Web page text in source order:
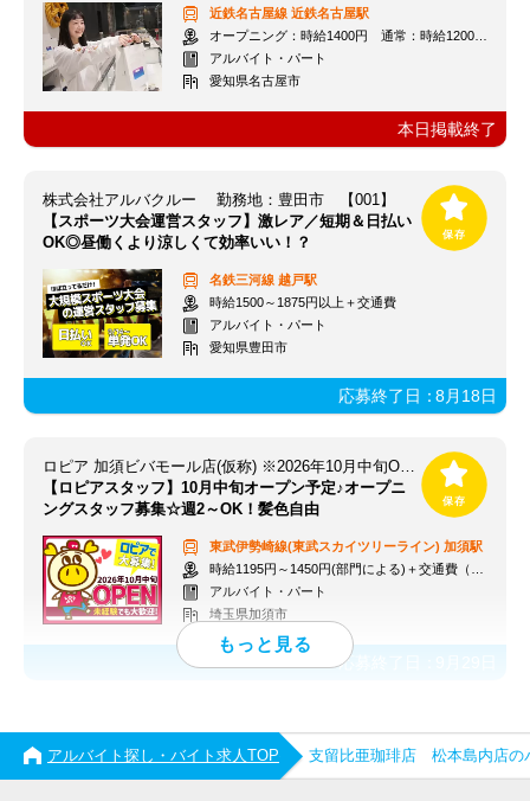
近鉄名古屋線 近鉄名古屋駅
オープニング：時給1400円 通常：時給1200円～＋交通費全額支給
アルバイト・パート
愛知県名古屋市
本日掲載終了
株式会社アルバクルー 勤務地：豊田市 【001】
【スポーツ大会運営スタッフ】激レア／短期＆日払い
OK◎昼働くより涼しくて効率いい！？
名鉄三河線 越戸駅
時給1500～1875円以上＋交通費
アルバイト・パート
愛知県豊田市
応募終了日：8月18日
ロピア 加須ビバモール店(仮称) ※2026年10月中旬OPEN予定
【ロピアスタッフ】10月中旬オープン予定♪オープニ
ングスタッフ募集☆週2～OK！髪色自由
東武伊勢崎線(東武スカイツリーライン) 加須駅
時給1195円～1450円(部門による)＋交通費（社内規定）
アルバイト・パート
埼玉県加須市
応募終了日：
アルバイト探し・バイト求人TOP 支留比亜珈琲店 松本島内店の